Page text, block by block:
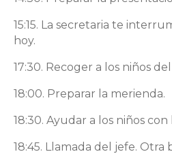
15:15. La secretaria te
hoy.
17:30. Recoger a los niños
18:00. Preparar la merienda.
18:30. Ayudar a los niños con
18:45. Llamada del jefe. Otra